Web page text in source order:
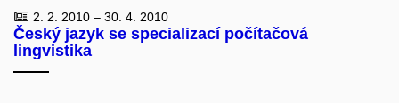
2. 2. 2010 – 30. 4. 2010
Český jazyk se specializací počítačová
lingvistika